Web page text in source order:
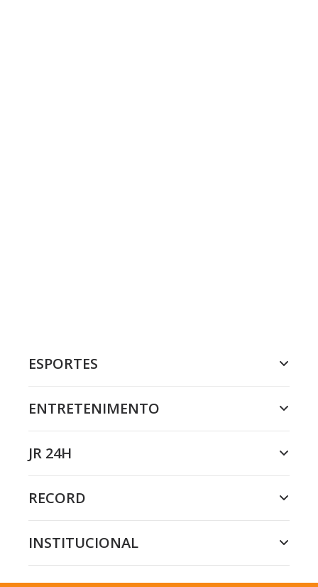
ESPORTES
ENTRETENIMENTO
JR 24H
RECORD
INSTITUCIONAL